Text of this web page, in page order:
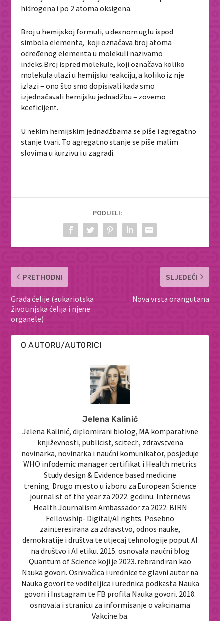
hidrogena i po 2 atoma oksigena.
Broj u hemijskoj formuli, u desnom uglu ispod
simbola elementa, koji označava broj atoma
određenog elementa u molekuli nazivamo
indeks.Broj ispred molekule, koji označava koliko
molekula ulazi u hemijsku reakciju, a koliko iz nje
izlazi – ono što smo dopisivali kada smo
izjednačavali hemijsku jednadžbu – zovemo
koeficijent.
U nekim hemijskim jednadžbama se piše i agregatno
stanje tvari. To agregatno stanje se piše malim
slovima u kurzivu i u zagradi.
PODIJELI:
PRETHODNI
Građa ćelije (eukariotska
životinjska ćelija i njene
organele)
SLJEDEĆI
Nova vrsta orangutana
O AUTORU/AUTORICI
Jelena Kalinić
Jelena Kalinić, diplomirani biolog, MA komparativne
književnosti, publicist, scitech, zdravstvena
novinarka, novinarka i naučni komunikator, posjeduje
WHO infodemic manager certifikat i Health metrics
Study design & Evidence based medicine
trening. Drugo mjesto u izboru za European Science
journalist of the year za 2022. godinu. Internews
Health Journalism Ambassador za 2022. BIRN
Fellowship- Digital/AI rights. Posebno
zainteresirana za zdravstvo, odnos nauke,
demokratije i društva te utjecaj tehnologije poput AI
na društvo i AI etiku. 2015. osnovala naučni blog
Quantum of Science koji je 2023. rebrandiran kao
Nauka govori. Osnivačica i urednice te glavni autor na
Nauka govori te voditeljica i urednica podkasta Nauka
govori i Instagram te FB profila Nauka govori. 2018.
osnovala i stranicu za informisanje o vakcinama
Vakcine.ba.